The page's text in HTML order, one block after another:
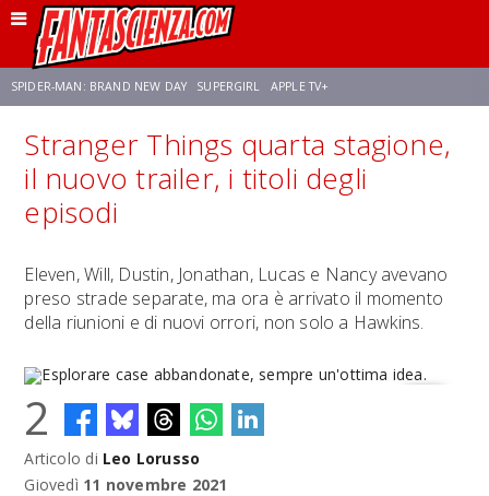
SPIDER-MAN: BRAND NEW DAY SUPERGIRL APPLE TV+
FRANCO RICCIARDIELLO ZENDAYA STAR TREK AVENGERS: DOOMSDAY
NETFLIX
Stranger Things quarta stagione,
il nuovo trailer, i titoli degli
episodi
Eleven, Will, Dustin, Jonathan, Lucas e Nancy avevano
preso strade separate, ma ora è arrivato il momento
della riunioni e di nuovi orrori, non solo a Hawkins.
Esplorare case abbandonate, sempre un'ottima idea.
2
Articolo di Leo Lorusso
Giovedì 11 novembre 2021